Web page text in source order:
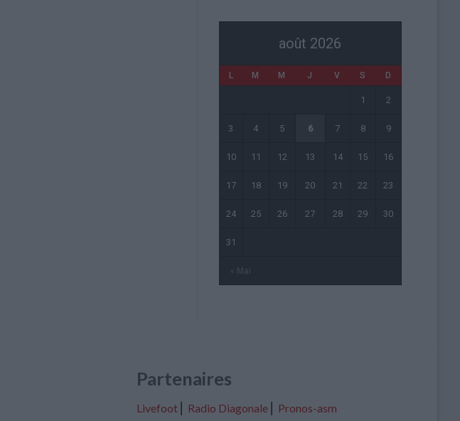
août 2026
L M M J V S D
« Mai
1 2
3 4 5 6 7 8 9
10 11 12 13 14 15 16
17 18 19 20 21 22 23
24 25 26 27 28 29 30
31
Partenaires
Livefoot⎢ Radio Diagonale⎢ Pronos-asm